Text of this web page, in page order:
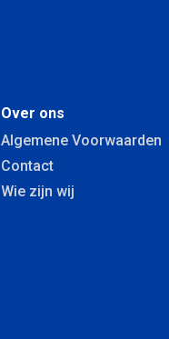
Over ons
Algemene Voorwaarden
Contact
Wie zijn wij